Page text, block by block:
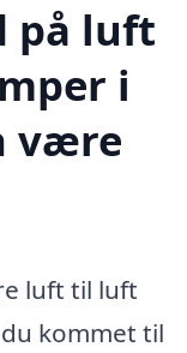
på luft
i
være
luft til luft
kommet til